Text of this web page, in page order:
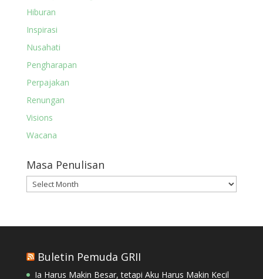
Hiburan
Inspirasi
Nusahati
Pengharapan
Perpajakan
Renungan
Visions
Wacana
Masa Penulisan
Masa
Penulisan
Buletin Pemuda GRII
Ia Harus Makin Besar, tetapi Aku Harus Makin Kecil